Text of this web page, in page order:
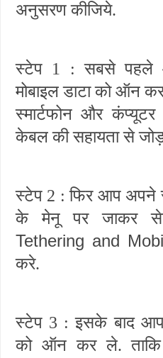
अनुसरण कीजिये.
स्टेप 1 : सबसे पहले
मोबाइल डाटा को ऑन
स्मार्टफोन और
केबल की सहायता से
स्टेप 2 : फिर आप अपने
के मेनू पर जाकर
Tethering and
करे.
स्टेप 3 : इसके बाद आप
को ऑन कर ले.